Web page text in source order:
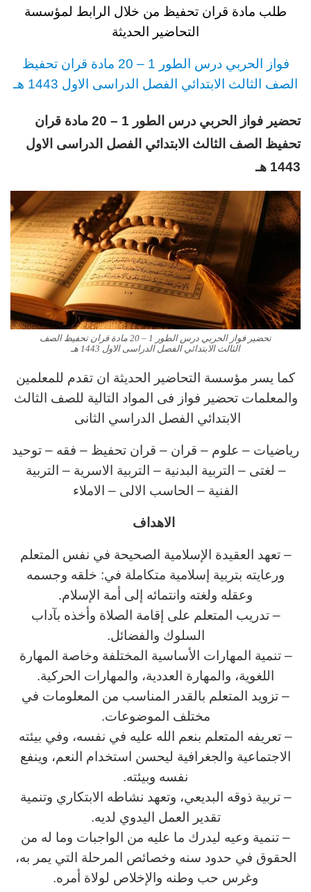
طلب مادة قران تحفيظ من خلال الرابط لمؤسسة
التحاضير الحديثة
فواز الحربي درس الطور 1 – 20 مادة قران تحفيظ
الصف الثالث الابتدائي الفصل الدراسى الاول 1443 هـ
تحضير فواز الحربي درس الطور 1 – 20 مادة قران
تحفيظ الصف الثالث الابتدائي الفصل الدراسى الاول
1443 هـ
تحضير فواز الحربي درس الطور 1 – 20 مادة قران تحفيظ الصف
الثالث الابتدائي الفصل الدراسى الاول 1443 هـ
كما يسر مؤسسة التحاضير الحديثة ان تقدم للمعلمين
والمعلمات تحضير فواز فى المواد التالية للصف الثالث
الابتدائي الفصل الدراسي الثانى
رياضيات – علوم – قران – قران تحفيظ – فقه – توحيد
– لغتى – التربية البدنية – التربية الاسرية – التربية
الفنية – الحاسب الالى – الاملاء
الاهداف
– تعهد العقيدة الإسلامية الصحيحة في نفس المتعلم
ورعايته بتربية إسلامية متكاملة في: خلقه وجسمه
وعقله ولغته وانتمائه إلى أمة الإسلام.
– تدريب المتعلم على إقامة الصلاة وأخذه بآداب
السلوك والفضائل.
– تنمية المهارات الأساسية المختلفة وخاصة المهارة
اللغوية، والمهارة العددية، والمهارات الحركية.
– تزويد المتعلم بالقدر المناسب من المعلومات في
مختلف الموضوعات.
– تعريفه المتعلم بنعم الله عليه في نفسه، وفي بيئته
الاجتماعية والجغرافية ليحسن استخدام النعم، وينفع
نفسه وبيئته.
– تربية ذوقه البديعي، وتعهد نشاطه الابتكاري وتنمية
تقدير العمل اليدوي لديه.
– تنمية وعيه ليدرك ما عليه من الواجبات وما له من
الحقوق في حدود سنه وخصائص المرحلة التي يمر به،
وغرس حب وطنه والإخلاص لولاة أمره.